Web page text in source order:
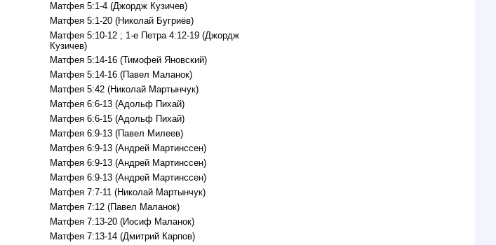
Матфея 5:1-4 (Джордж Кузичев)
Матфея 5:1-20 (Николай Бугриёв)
Матфея 5:10-12 ; 1-е Петра 4:12-19 (Джордж
Кузичев)
Матфея 5:14-16 (Тимофей Яновский)
Матфея 5:14-16 (Павел Маланок)
Матфея 5:42 (Николай Мартынчук)
Матфея 6:6-13 (Адольф Пихай)
Матфея 6:6-15 (Адольф Пихай)
Матфея 6:9-13 (Павел Милеев)
Матфея 6:9-13 (Андрей Мартинссен)
Матфея 6:9-13 (Андрей Мартинссен)
Матфея 6:9-13 (Андрей Мартинссен)
Матфея 7:7-11 (Николай Мартынчук)
Матфея 7:12 (Павел Маланок)
Матфея 7:13-20 (Иосиф Маланок)
Матфея 7:13-14 (Дмитрий Карпов)